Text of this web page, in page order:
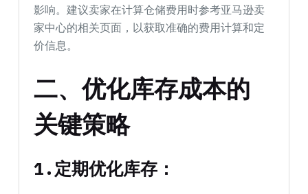
影响。建议卖家在计算仓储费用时参考亚马逊卖
家中心的相关页面，以获取准确的费用计算和定
价信息。
二、优化库存成本的
关键策略
1. 定期优化库存：